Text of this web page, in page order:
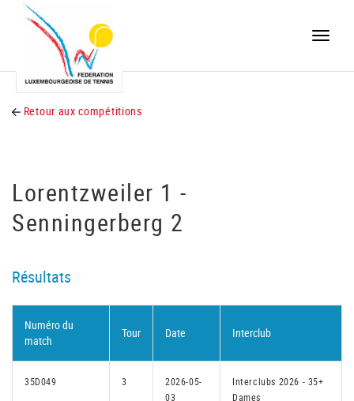
Toggle
Retour aux compétitions
Lorentzweiler 1 -
Senningerberg 2
Résultats
Numéro du
match
Tour Date Interclub
35D049 3
2026-05-
03
Interclubs 2026 - 35+
Dames